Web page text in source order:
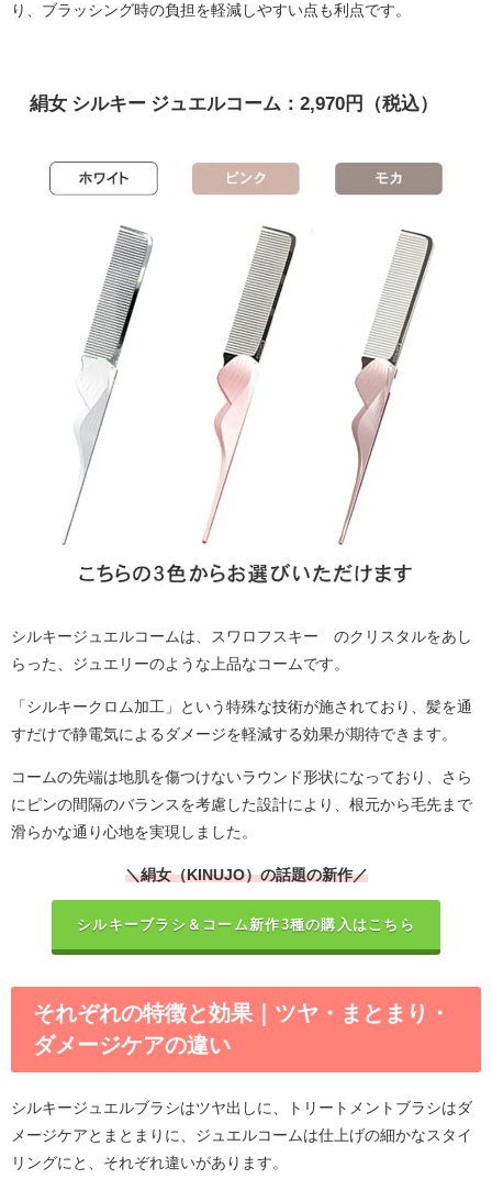
り、ブラッシング時の負担を軽減しやすい点も利点です。
絹女 シルキー ジュエルコーム：2,970円（税込）
シルキージュエルコームは、スワロフスキー®のクリスタルをあし
らった、ジュエリーのような上品なコームです。
「シルキークロム加工」という特殊な技術が施されており、髪を通
すだけで静電気によるダメージを軽減する効果が期待できます。
コームの先端は地肌を傷つけないラウンド形状になっており、さら
にピンの間隔のバランスを考慮した設計により、根元から毛先まで
滑らかな通り心地を実現しました。
＼絹女（KINUJO）の話題の新作／
シルキーブラシ＆コーム新作3種の購入はこちら
それぞれの特徴と効果｜ツヤ・まとまり・
ダメージケアの違い
シルキージュエルブラシはツヤ出しに、トリートメントブラシはダ
メージケアとまとまりに、ジュエルコームは仕上げの細かなスタイ
リングにと、それぞれ違いがあります。